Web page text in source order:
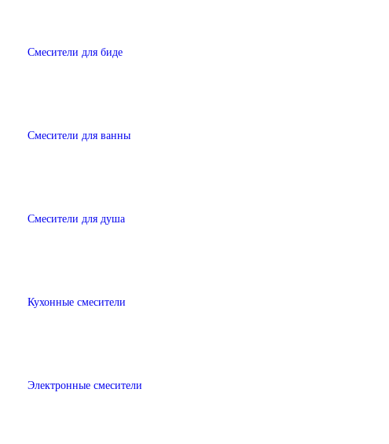
Смесители для биде
Смесители для ванны
Смесители для душа
Кухонные смесители
Электронные смесители